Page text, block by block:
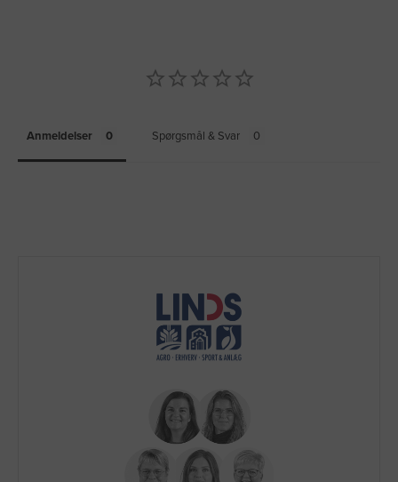
Anmeldelser Spørgsmål & Svar